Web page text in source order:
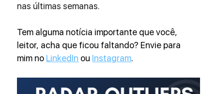
nas últimas semanas.
Tem alguma notícia importante que você,
leitor, acha que ficou faltando? Envie para
mim no LinkedIn ou Instagram.